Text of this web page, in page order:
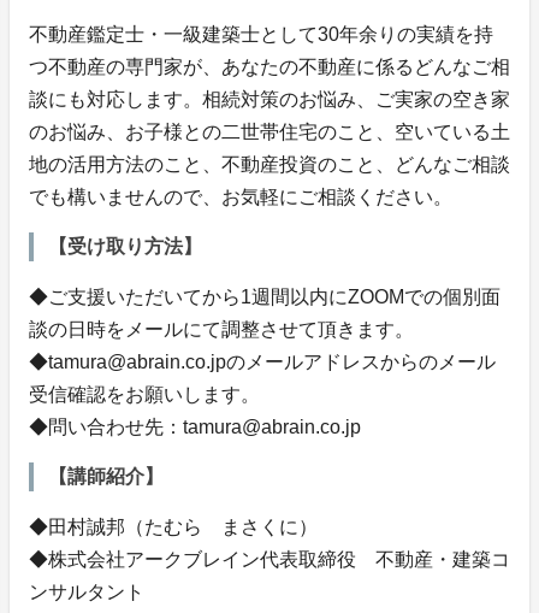
不動産鑑定士・一級建築士として30年余りの実績を持
つ不動産の専門家が、あなたの不動産に係るどんなご相
談にも対応します。相続対策のお悩み、ご実家の空き家
のお悩み、お子様との二世帯住宅のこと、空いている土
地の活用方法のこと、不動産投資のこと、どんなご相談
でも構いませんので、お気軽にご相談ください。
【受け取り方法】
◆ご支援いただいてから1週間以内にZOOMでの個別面
談の日時をメールにて調整させて頂きます。
◆tamura@abrain.co.jpのメールアドレスからのメール
受信確認をお願いします。
◆問い合わせ先：tamura@abrain.co.jp
【講師紹介】
◆田村誠邦（たむら まさくに）
◆株式会社アークブレイン代表取締役 不動産・建築コ
ンサルタント